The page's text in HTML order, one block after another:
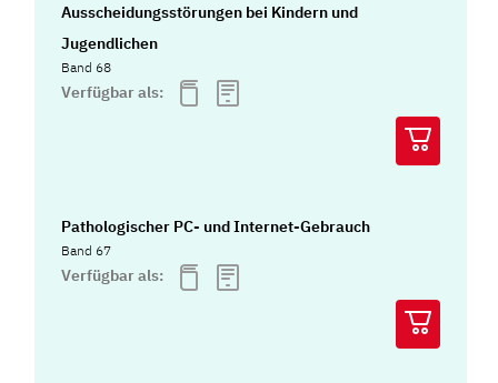
Ausscheidungsstörungen bei Kindern und
Jugendlichen
Band 68
Verfügbar als:
Pathologischer PC- und Internet-Gebrauch
Band 67
Verfügbar als: